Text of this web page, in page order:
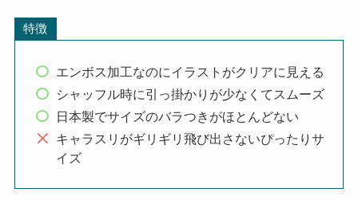
特徴
エンボス加工なのにイラストがクリアに見える
シャッフル時に引っ掛かりが少なくてスムーズ
日本製でサイズのバラつきがほとんどない
キャラスリがギリギリ飛び出さないぴったりサ
イズ